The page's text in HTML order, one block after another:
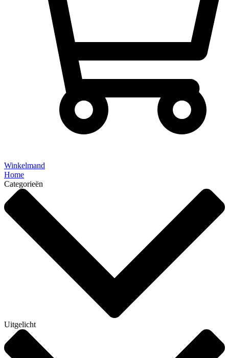
Winkelmand
Home
Categorieën
Uitgelicht